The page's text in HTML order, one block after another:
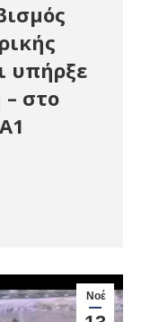
υπήρξε
στο
Νοέ